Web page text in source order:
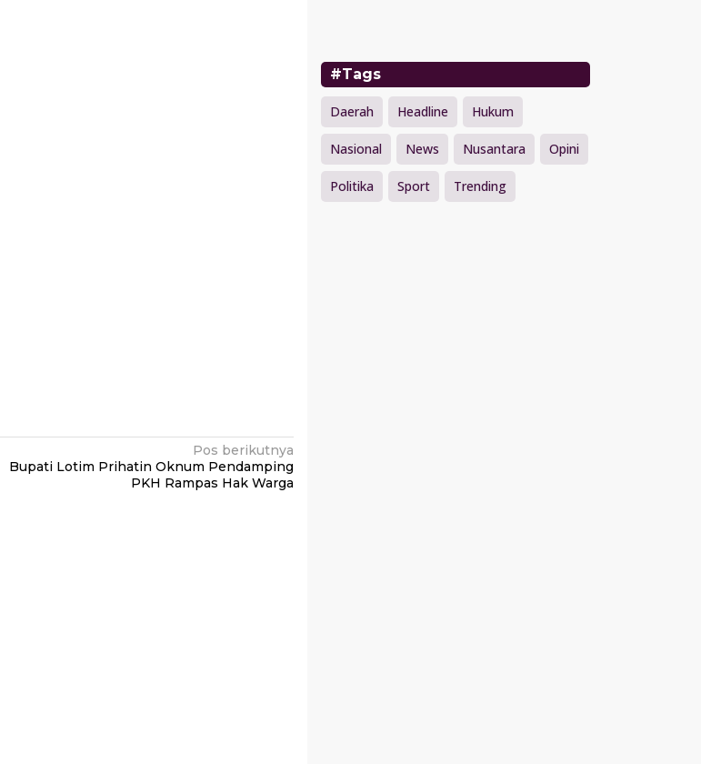
Pos berikutnya
Bupati Lotim Prihatin Oknum Pendamping
PKH Rampas Hak Warga
#Tags
Daerah Headline Hukum
Nasional News Nusantara Opini
Politika Sport Trending